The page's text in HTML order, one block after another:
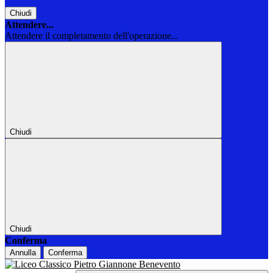
Chiudi
Attendere...
Attendere il completamento dell'operazione...
Chiudi
Chiudi
Conferma
Annulla Conferma